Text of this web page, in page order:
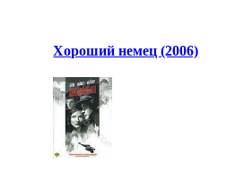
Хороший немец (2006)